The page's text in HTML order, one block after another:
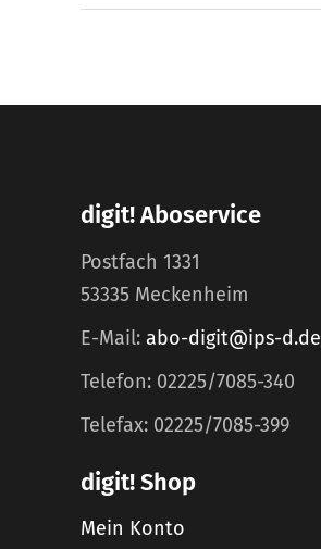
digit! Aboservice
Postfach 1331
53335 Meckenheim
E-Mail: abo-digit@ips-d.de
Telefon: 02225/7085-340
Telefax: 02225/7085-399
digit! Shop
Mein Konto